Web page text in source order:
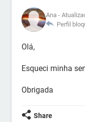
Ana -
Perfil
Olá,
Esqueci minha
Obrigada
Share